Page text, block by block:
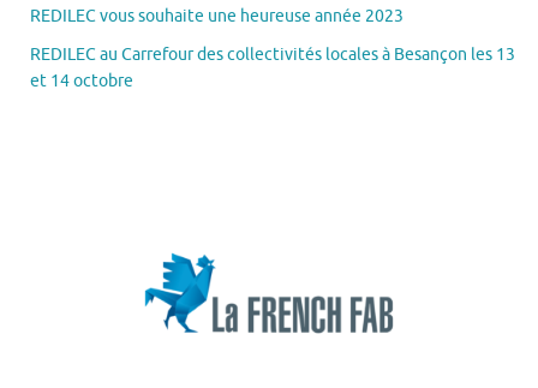
REDILEC vous souhaite une heureuse année 2023
REDILEC au Carrefour des collectivités locales à Besançon les 13
et 14 octobre